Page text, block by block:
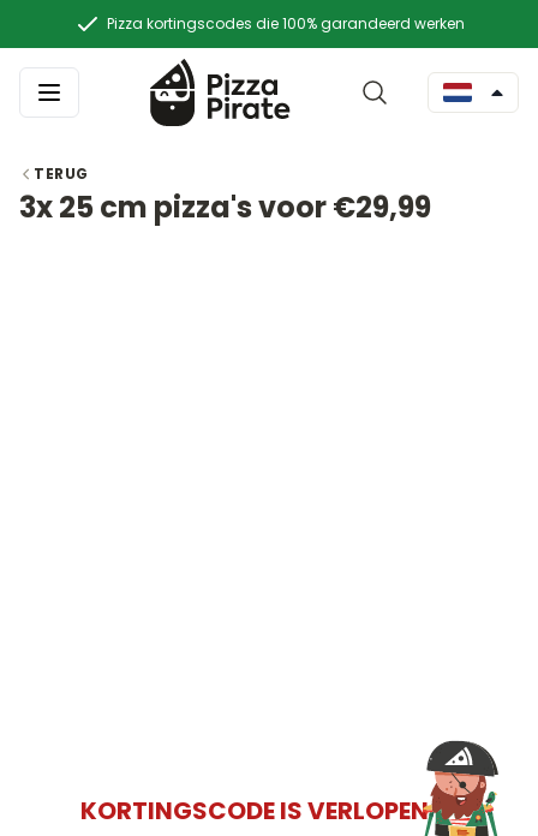
Pizza kortingscodes die 100% garandeerd werken
TERUG
3x 25 cm pizza's voor €29,99
KORTINGSCODE IS VERLOPEN 😞